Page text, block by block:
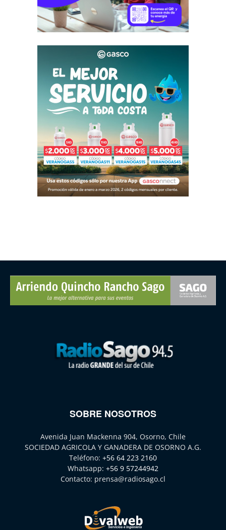
SOBRE NOSOTROS
Avenida Juan Mackenna 904, Osorno, Chile
SOCIEDAD AGRICOLA Y GANADERA DE OSORNO A.G.
Teléfono: +56 64 223 2160
Whatsapp: +56 9 57244942
Contacto: prensa@radiosago.cl